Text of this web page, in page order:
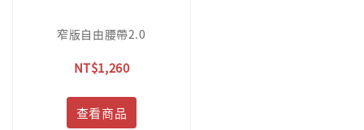
窄版自由腰帶2.0
NT$1,260
查看商品